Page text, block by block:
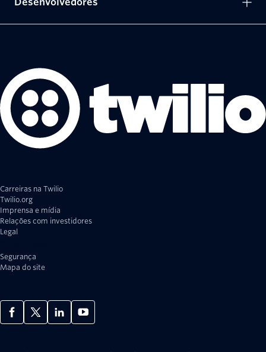
Carreiras na Twilio
Twilio.org
Imprensa e mídia
Relações com investidores
Legal
Segurança
Mapa do site